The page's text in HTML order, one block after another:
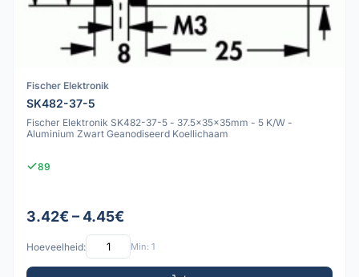
Fischer Elektronik
SK482-37-5
Fischer Elektronik SK482-37-5 - 37.5x35x35mm - 5 K/W -
Aluminium Zwart Geanodiseerd Koellichaam
89
3.42€ – 4.45€
Hoeveelheid: Min: 1